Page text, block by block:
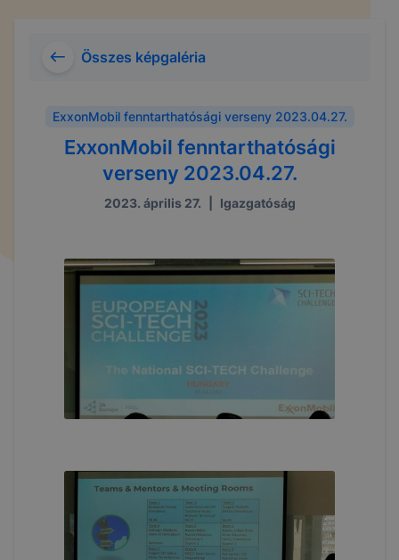
Összes képgaléria
ExxonMobil fenntarthatósági verseny 2023.04.27.
ExxonMobil fenntarthatósági
verseny 2023.04.27.
2023. április 27. Igazgatóság